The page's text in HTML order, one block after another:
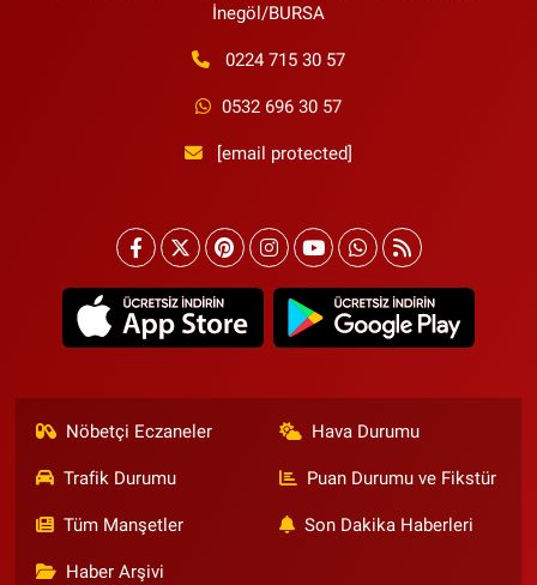
İnegöl/BURSA
0224 715 30 57
0532 696 30 57
[email protected]
Nöbetçi Eczaneler Hava Durumu
Trafik Durumu Puan Durumu ve Fikstür
Tüm Manşetler Son Dakika Haberleri
Haber Arşivi